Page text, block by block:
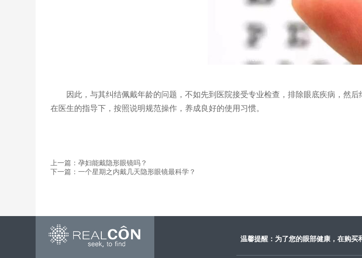
因此，与其纠结佩戴年龄的问题，不如先到医院接受专业检查，排除眼底疾病，然
在医生的指导下，按照说明规范操作，养成良好的使用习惯。
上一篇：孕妇能戴隐形眼镜吗？
下一篇：一个星期之内戴几天隐形眼镜最科学？
温馨提醒：为了您的眼部健康，在购买